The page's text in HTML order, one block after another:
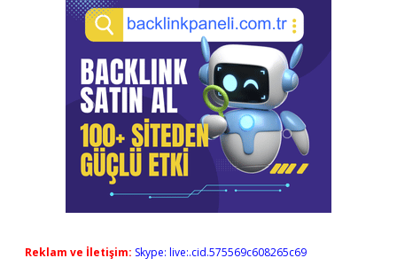
Reklam ve İletişim: Skype: live:.cid.575569c608265c69